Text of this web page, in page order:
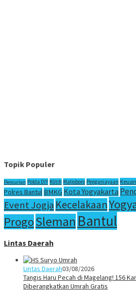
Topik Populer
Pencurian Polda DIY Klitih Malioboro Penganiayaan
Polres Bantul BMKG Kota Yogyakarta
Event Jogja Kecelakaan
ProgoSleman Bantul
Lintas Daerah
Lintas Daerah03/08/2026
Tangis Haru Pecah di Magelang! 156
Diberangkatkan Umrah Gratis